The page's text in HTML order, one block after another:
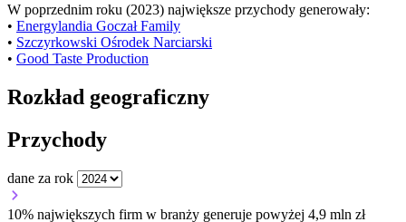
W poprzednim roku (2023) największe przychody generowały:
• Energylandia Goczał Family
• Szczyrkowski Ośrodek Narciarski
• Good Taste Production
Rozkład geograficzny
Przychody
dane za rok
10% największych firm w branży generuje powyżej 4,9 mln zł